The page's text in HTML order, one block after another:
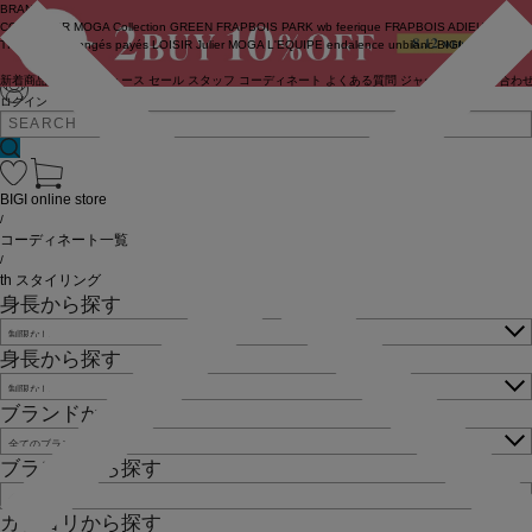
ログイン
BRAND
COUTURIER MOGA Collection GREEN FRAPBOIS PARK wb feerique FRAPBOIS ADIEU
TRISTESSE
congés payés LOISIR Julier MOGA L'EQUIPE endalence unbilanc BIGI online store
新着商品 ニュース セール スタッフ コーディネート よくある質問 ジャーナル お問い合わ
BIGI online store
/
コーディネート一覧
/
th スタイリング
身長から探す
身長から探す
ブランドから探す
ブランドから探す
カテゴリから探す